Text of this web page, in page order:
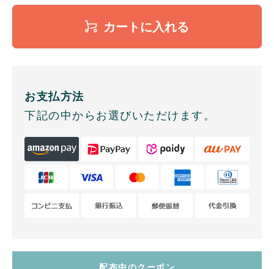
カートに入れる
お支払方法
下記の中からお選びいただけます。